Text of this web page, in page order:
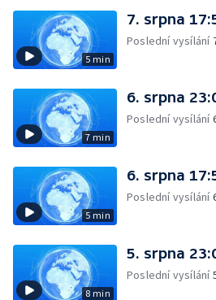
5 min
7. srpna
Poslední vysílání
7 min
6. srpna
Poslední vysílání
5 min
6. srpna
Poslední vysílání
8 min
5. srpna
Poslední vysílání